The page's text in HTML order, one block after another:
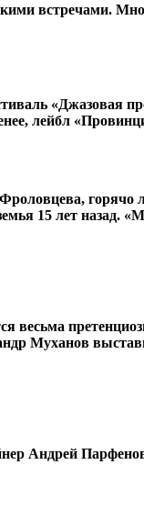
встречами.
«Джазовая
лейбл
15 лет
весьма
Муханов
Андрей